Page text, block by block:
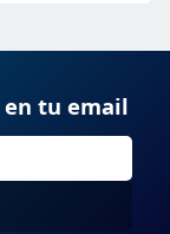
en tu email